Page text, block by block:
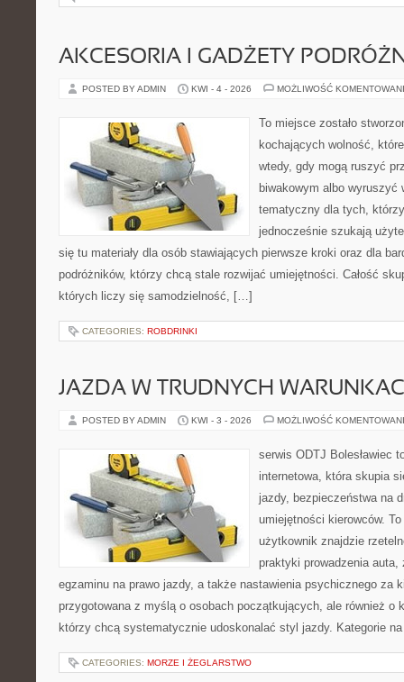
AKCESORIA I GADŻETY
POSTED BY ADMIN KWI - 4 - 2026 MOŻLIWOŚĆ
To miejsce zostało
kochających wolność,
wtedy, gdy mogą ruszyć
biwakowym albo wyruszyć
tematyczny dla tych,
jednocześnie szukają
się tu materiały dla osób stawiających pierwsze kroki oraz dla
podróżników, którzy chcą stale rozwijać umiejętności. Całość
których liczy się samodzielność, […]
CATEGORIES: ROBDRINKI
JAZDA W TRUDNYCH
POSTED BY ADMIN KWI - 3 - 2026 MOŻLIWOŚĆ
serwis ODTJ Bolesławiec
internetowa, która skupia
jazdy, bezpieczeństwa na
umiejętności kierowców.
użytkownik znajdzie
praktyki prowadzenia auta,
egzaminu na prawo jazdy, a także nastawienia psychicznego za
przygotowana z myślą o osobach początkujących, ale również o
którzy chcą systematycznie udoskonalać styl jazdy. Kategorie
CATEGORIES: MORZE I ŻEGLARSTWO